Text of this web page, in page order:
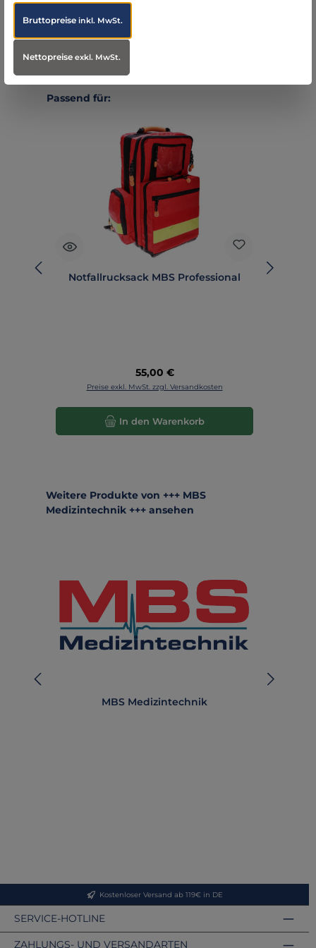
Produktgalerie überspringen
Passend für:
Notfallrucksack MBS Professional
Regulärer Preis:
55,00 €
Preise exkl. MwSt. zzgl. Versandkosten
In den Warenkorb
Produktgalerie überspringen
Weitere Produkte von +++ MBS
Medizintechnik +++ ansehen
MBS Medizintechnik
Kostenloser Versand ab 119€ in DE
SERVICE-HOTLINE
ZAHLUNGS- UND VERSANDARTEN
Bruttopreiseinkl. MwSt.
Nettopreiseexkl. MwSt.